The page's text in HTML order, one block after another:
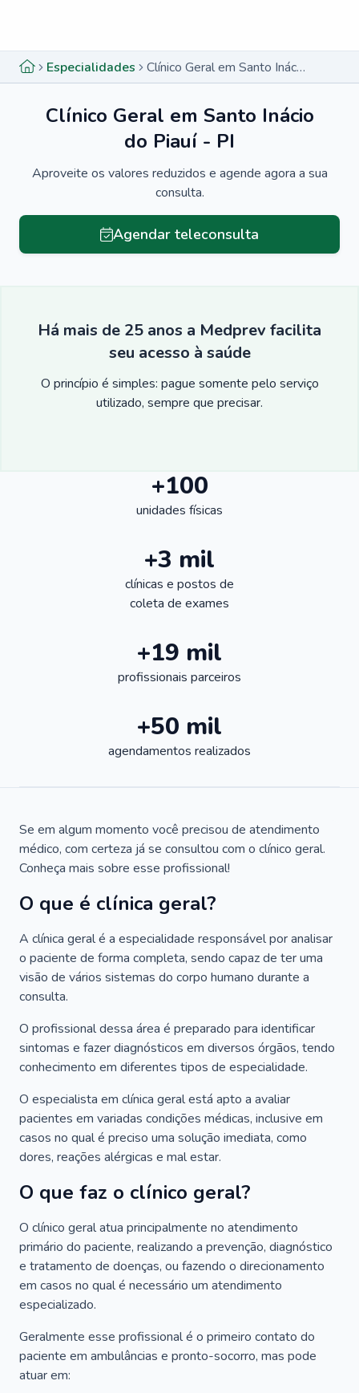
Especialidades Clínico Geral em Santo Inácio do Piauí - PI
Clínico Geral em Santo Inácio
do Piauí - PI
Aproveite os valores reduzidos e agende agora a sua
consulta.
Agendar teleconsulta
Há mais de 25 anos a Medprev facilita
seu acesso à saúde
O princípio é simples: pague somente pelo serviço
utilizado, sempre que precisar.
+100
unidades físicas
+3 mil
clínicas e postos de
coleta de exames
+19 mil
profissionais parceiros
+50 mil
agendamentos realizados
Se em algum momento você precisou de atendimento
médico, com certeza já se consultou com o clínico geral.
Conheça mais sobre esse profissional!
O que é clínica geral?
A clínica geral é a especialidade responsável por analisar
o paciente de forma completa, sendo capaz de ter uma
visão de vários sistemas do corpo humano durante a
consulta.
O profissional dessa área é preparado para identificar
sintomas e fazer diagnósticos em diversos órgãos, tendo
conhecimento em diferentes tipos de especialidade.
O especialista em clínica geral está apto a avaliar
pacientes em variadas condições médicas, inclusive em
casos no qual é preciso uma solução imediata, como
dores, reações alérgicas e mal estar.
O que faz o clínico geral?
O clínico geral atua principalmente no atendimento
primário do paciente, realizando a prevenção, diagnóstico
e tratamento de doenças, ou fazendo o direcionamento
em casos no qual é necessário um atendimento
especializado.
Geralmente esse profissional é o primeiro contato do
paciente em ambulâncias e pronto-socorro, mas pode
atuar em: